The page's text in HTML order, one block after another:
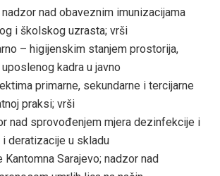
nad obaveznim imunizacijama
i školskog uzrasta; vrši
– higijenskim stanjem prostorija,
kadra u javno
primarne, sekundarne i tercijarne
praksi; vrši
nad sprovođenjem mjera dezinfekcije i
deratizacije u skladu
Sarajevo; nadzor nad